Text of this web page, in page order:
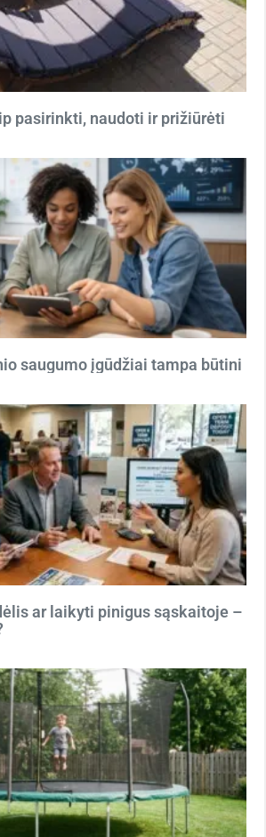
pasirinkti, naudoti ir prižiūrėti
saugumo įgūdžiai tampa būtini
ar laikyti pinigus sąskaitoje –